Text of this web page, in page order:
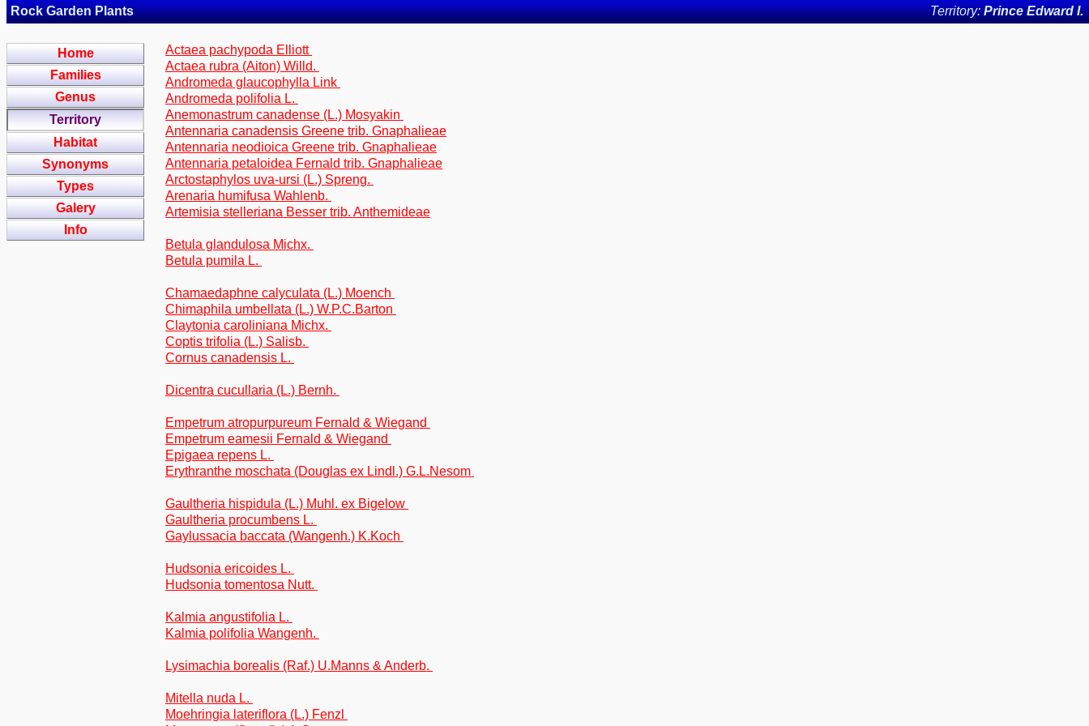
Rock Garden Plants Territory:Prince Edward I.
Home
Families
Genus
Territory
Habitat
Synonyms
Types
Galery
Info
Actaea pachypoda Elliott
Actaea rubra (Aiton) Willd.
Andromeda glaucophylla Link
Andromeda polifolia L.
Anemonastrum canadense (L.) Mosyakin
Antennaria canadensis Greene trib. Gnaphalieae
Antennaria neodioica Greene trib. Gnaphalieae
Antennaria petaloidea Fernald trib. Gnaphalieae
Arctostaphylos uva-ursi (L.) Spreng.
Arenaria humifusa Wahlenb.
Artemisia stelleriana Besser trib. Anthemideae
Betula glandulosa Michx.
Betula pumila L.
Chamaedaphne calyculata (L.) Moench
Chimaphila umbellata (L.) W.P.C.Barton
Claytonia caroliniana Michx.
Coptis trifolia (L.) Salisb.
Cornus canadensis L.
Dicentra cucullaria (L.) Bernh.
Empetrum atropurpureum Fernald & Wiegand
Empetrum eamesii Fernald & Wiegand
Epigaea repens L.
Erythranthe moschata (Douglas ex Lindl.) G.L.Nesom
Gaultheria hispidula (L.) Muhl. ex Bigelow
Gaultheria procumbens L.
Gaylussacia baccata (Wangenh.) K.Koch
Hudsonia ericoides L.
Hudsonia tomentosa Nutt.
Kalmia angustifolia L.
Kalmia polifolia Wangenh.
Lysimachia borealis (Raf.) U.Manns & Anderb.
Mitella nuda L.
Moehringia lateriflora (L.) Fenzl